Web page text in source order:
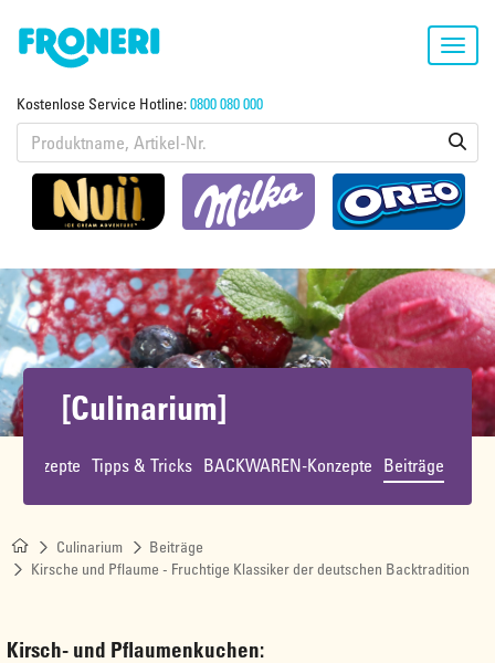
Kostenlose Service Hotline:0800 080 000
[Culinarium]
Rezepte Tipps & Tricks BACKWAREN-Konzepte Beiträge
Culinarium
Beiträge
Kirsche und Pflaume - Fruchtige Klassiker der deutschen Backtradition
Kirsch- und Pflaumenkuchen: